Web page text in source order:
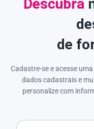
Descubra
de
Cadastre-se e acesse
dados cadastrais e
personalize com